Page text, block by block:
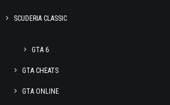
SCUDERIA CLASSIC
GTA 6
GTA CHEATS
GTA ONLINE